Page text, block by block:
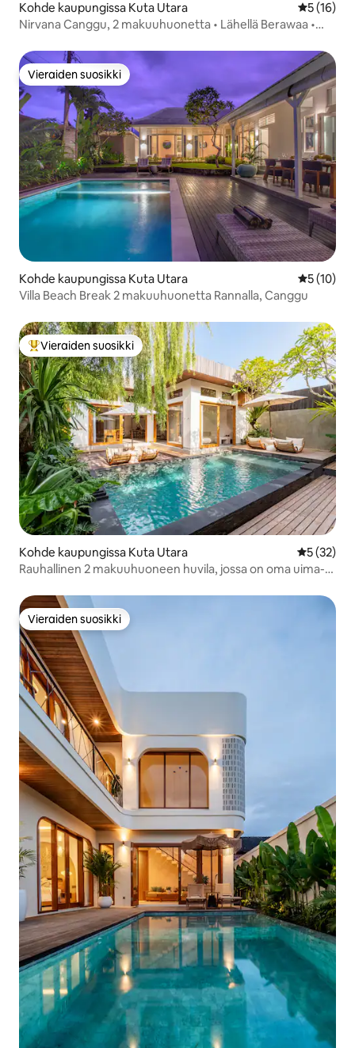
Kohde kaupungissa Kuta Utara
5 (16)
Nirvana Canggu, 2 makuuhuonetta • Lähellä Berawaa •
Vieraiden suosikki
Vieraiden suosikki
Kohde kaupungissa Kuta Utara
5 (10)
Villa Beach Break 2 makuuhuonetta Rannalla, Canggu
Vieraiden suosikkien parhaimmistoa
Vieraiden suosikki
Kohde kaupungissa Kuta Utara
5 (32)
Rauhallinen 2 makuuhuoneen huvila, jossa on oma uima-
Vieraiden suosikki
Vieraiden suosikki